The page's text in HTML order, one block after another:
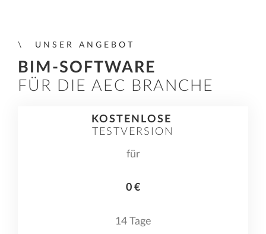
UNSER ANGEBOT
BIM-SOFTWARE
FÜR DIE AEC BRANCHE
KOSTENLOSE
TESTVERSION
für
0 €
14 Tage